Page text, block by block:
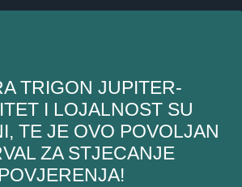
TRIGON JUPITER-
I LOJALNOST SU
TE JE OVO POVOLJAN
ZA STJECANJE
POVJERENJA!